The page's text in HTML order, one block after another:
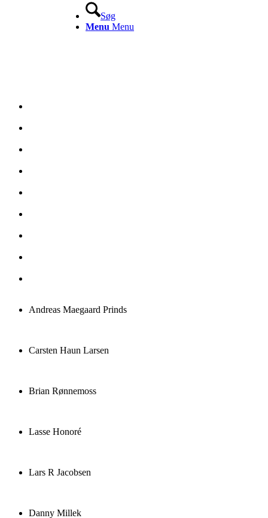
Søg
Menu Menu
Andreas Maegaard Prinds
Carsten Haun Larsen
Brian Rønnemoss
Lasse Honoré
Lars R Jacobsen
Danny Millek